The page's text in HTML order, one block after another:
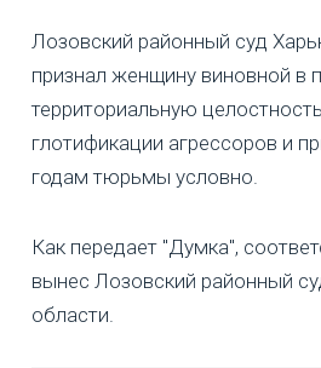
Лозовский районный суд
признал женщину виновной в
территориальную
глотификации агрессоров и
годам тюрьмы условно.
Как передает "Думка",
вынес Лозовский районный
области.